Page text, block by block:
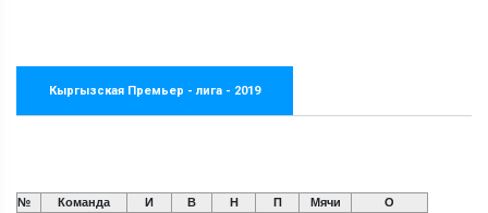
Кыргызская Премьер - лига - 2019
№ Команда И В Н П Мячи
О